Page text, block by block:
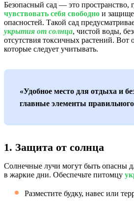
Безопасный сад — это пространство,
чувствовать себя свободно и
опасностей. Такой сад
укрытия от солнца, чистой воды,
отсутствия токсичных растений.
которые следует учитывать.
«Удобное место для отдыха и
главные элементы правильного
1. Защита от солнца
Солнечные лучи могут быть опасны
в жаркие дни. Обеспечьте питомцу
Разместите будку, навес или